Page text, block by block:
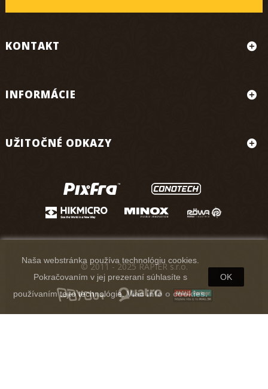
KONTAKT
INFORMÁCIE
UŽITOČNÉ ODKAZY
Naša webstránka používa technológiu cookies.
Pokračovaním v jej prezeraní súhlasíte s
používaním tejto technológie.Viac info o cookies.
OK
© 2011 - 2025 RAPIER s.r.o.